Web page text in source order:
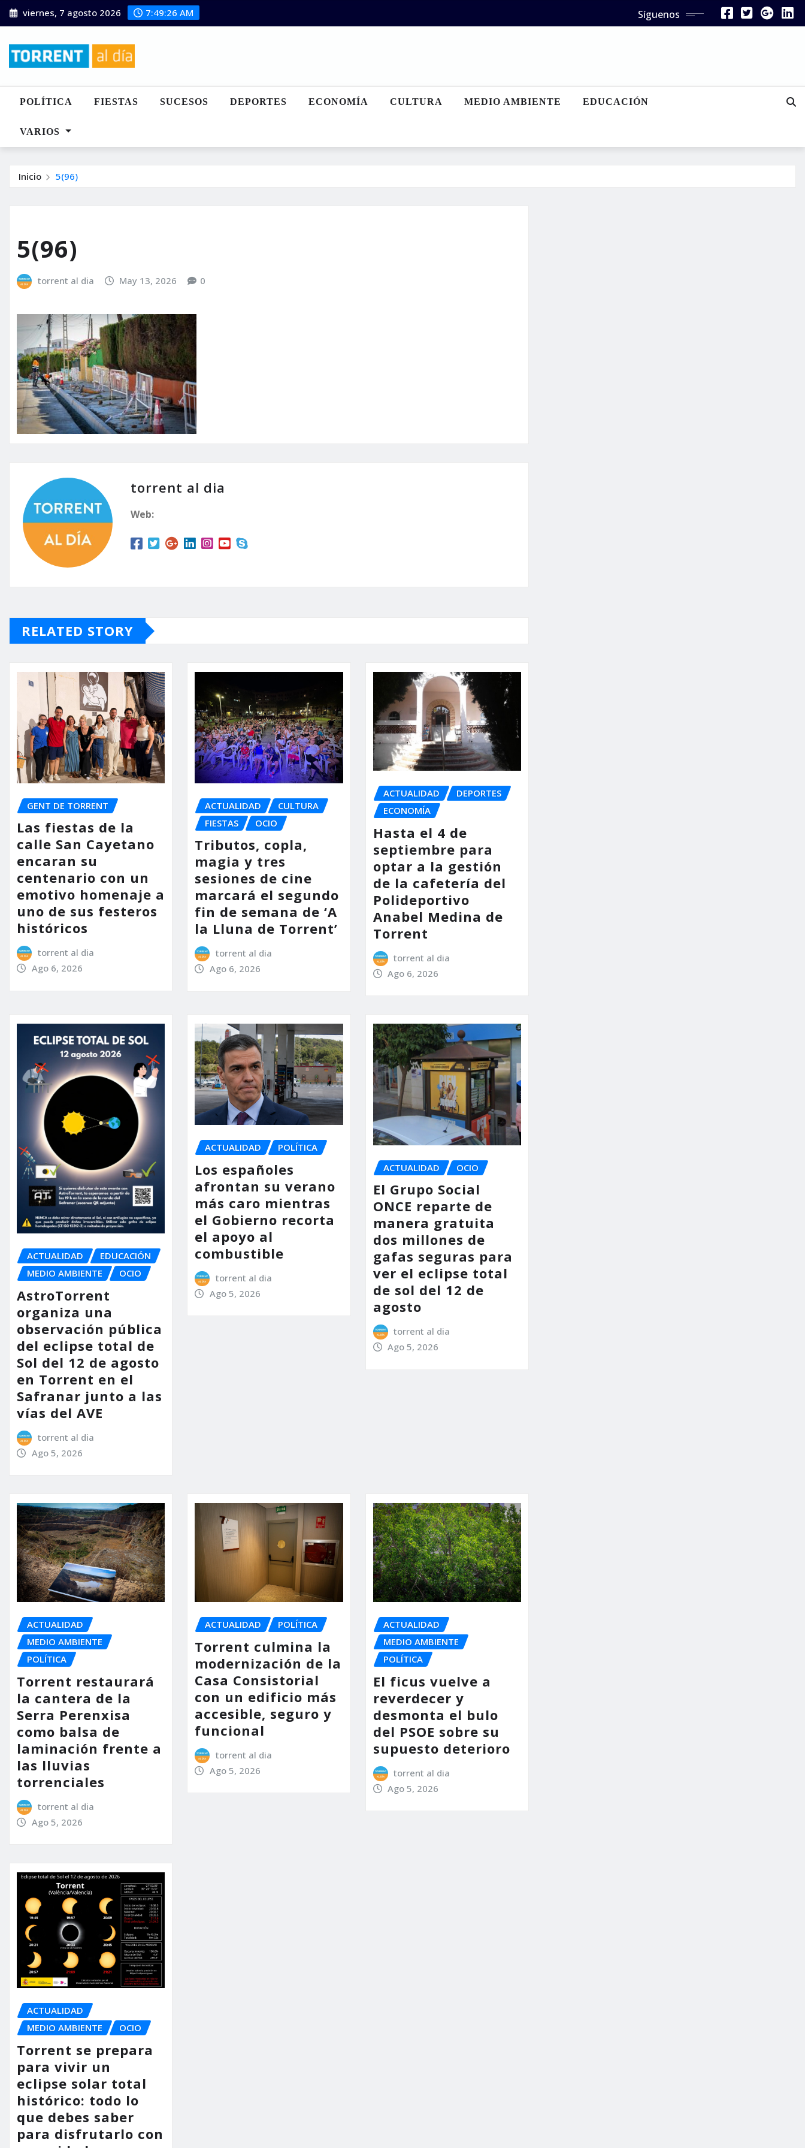
Saltar
al
viernes, 7 agosto 2026 7:49:27 AM Síguenos
POLÍTICA FIESTAS SUCESOS DEPORTES ECONOMÍA CULTURA MEDIO AMBIENTE EDUCACIÓN
VARIOS
Inicio 5(96)
5(96)
torrent al dia May 13, 2026 0
torrent al dia
Web:
RELATED STORY
GENT DE TORRENT
Las fiestas de la
calle San Cayetano
encaran su
centenario con un
emotivo homenaje a
uno de sus festeros
históricos
torrent al dia
Ago 6, 2026
ACTUALIDAD
CULTURA
FIESTAS
OCIO
Tributos, copla,
magia y tres
sesiones de cine
marcará el segundo
fin de semana de ‘A
la Lluna de Torrent’
torrent al dia
Ago 6, 2026
ACTUALIDAD
DEPORTES
ECONOMÍA
Hasta el 4 de
septiembre para
optar a la gestión
de la cafetería del
Polideportivo
Anabel Medina de
Torrent
torrent al dia
Ago 6, 2026
ACTUALIDAD
EDUCACIÓN
MEDIO AMBIENTE
OCIO
AstroTorrent
organiza una
observación pública
del eclipse total de
Sol del 12 de agosto
en Torrent en el
Safranar junto a las
vías del AVE
torrent al dia
Ago 5, 2026
ACTUALIDAD POLÍTICA
Los españoles
afrontan su verano
más caro mientras
el Gobierno recorta
el apoyo al
combustible
torrent al dia
Ago 5, 2026
ACTUALIDAD OCIO
El Grupo Social
ONCE reparte de
manera gratuita
dos millones de
gafas seguras para
ver el eclipse total
de sol del 12 de
agosto
torrent al dia
Ago 5, 2026
ACTUALIDAD
MEDIO AMBIENTE
POLÍTICA
Torrent restaurará
la cantera de la
Serra Perenxisa
como balsa de
laminación frente a
las lluvias
torrenciales
torrent al dia
Ago 5, 2026
ACTUALIDAD POLÍTICA
Torrent culmina la
modernización de la
Casa Consistorial
con un edificio más
accesible, seguro y
funcional
torrent al dia
Ago 5, 2026
ACTUALIDAD
MEDIO AMBIENTE
POLÍTICA
El ficus vuelve a
reverdecer y
desmonta el bulo
del PSOE sobre su
supuesto deterioro
torrent al dia
Ago 5, 2026
ACTUALIDAD
MEDIO AMBIENTE
OCIO
Torrent se prepara
para vivir un
eclipse solar total
histórico: todo lo
que debes saber
para disfrutarlo con